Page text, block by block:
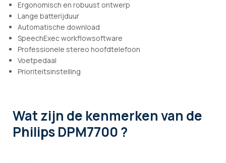
Ergonomisch en robuust ontwerp
Lange batterijduur
Automatische download
SpeechExec workflowsoftware
Professionele stereo hoofdtelefoon
Voetpedaal
Prioriteitsinstelling
Wat zijn de kenmerkenvan de
Philips DPM7700 ?